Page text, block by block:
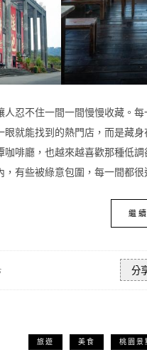
人忍不住一間一間慢慢收藏。
眼就能找到的熱門店，而是藏
咖啡廳，也越來越喜歡那種低
，有些被綠意包圍，每一間都
繼
分
旅遊 美食 桃園景